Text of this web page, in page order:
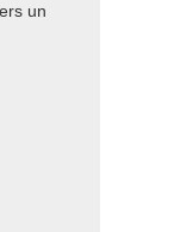
un